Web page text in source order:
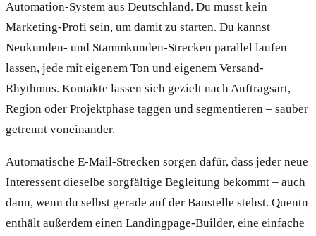
Automation-System aus Deutschland. Du musst kein
Marketing-Profi sein, um damit zu starten. Du kannst
Neukunden- und Stammkunden-Strecken parallel laufen
lassen, jede mit eigenem Ton und eigenem Versand-
Rhythmus. Kontakte lassen sich gezielt nach Auftragsart,
Region oder Projektphase taggen und segmentieren – sauber
getrennt voneinander.
Automatische E-Mail-Strecken sorgen dafür, dass jeder neue
Interessent dieselbe sorgfältige Begleitung bekommt – auch
dann, wenn du selbst gerade auf der Baustelle stehst. Quentn
enthält außerdem einen Landingpage-Builder, eine einfache